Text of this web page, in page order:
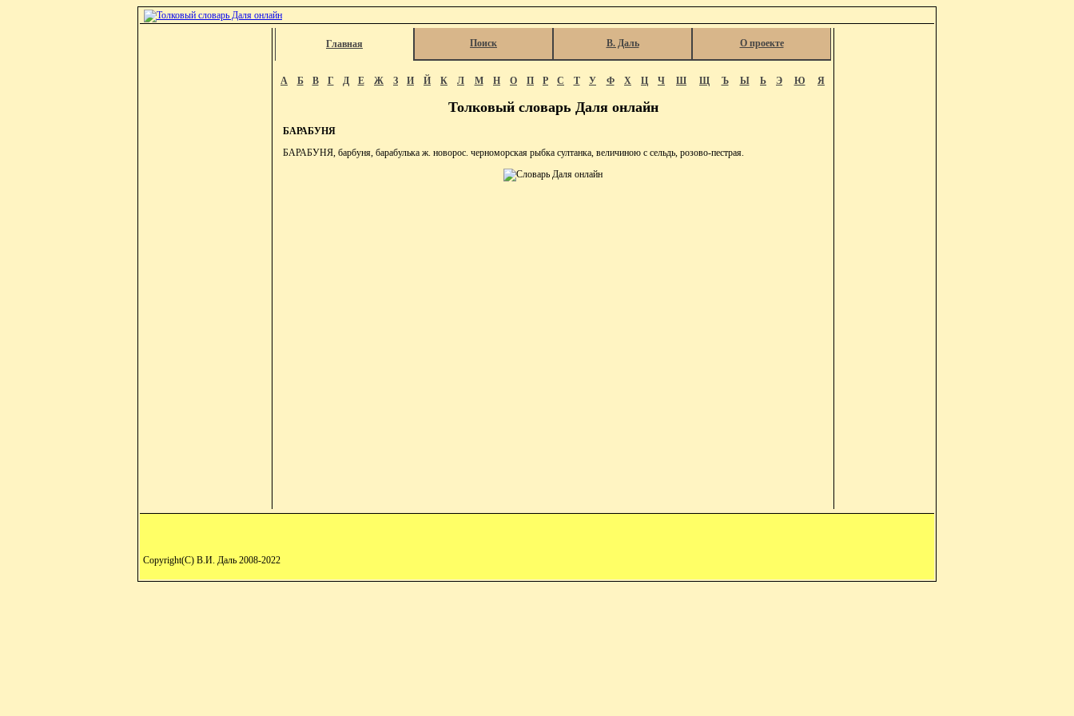
Главная Поиск В. Даль О проекте
А Б В Г Д Е Ж З И Й К Л М Н О П Р С Т У Ф Х Ц Ч Ш Щ Ъ Ы Ь Э Ю Я
Толковый словарь Даля онлайн
БАРАБУНЯ
БАРАБУНЯ, барбуня, барабулька ж. новорос. черноморская рыбка султанка, величиною с сельдь, розово-пестрая.
Copyright(C) В.И. Даль 2008-2022